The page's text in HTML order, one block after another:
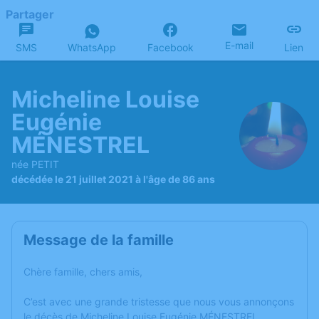
Partager
SMS WhatsApp Facebook E-mail Lien
Micheline Louise
Eugénie
MÉNESTREL
née PETIT
décédée le 21 juillet 2021 à l'âge de 86 ans
Message de la famille
Chère famille, chers amis,
C’est avec une grande tristesse que nous vous annonçons
le décès de Micheline Louise Eugénie MÉNESTREL